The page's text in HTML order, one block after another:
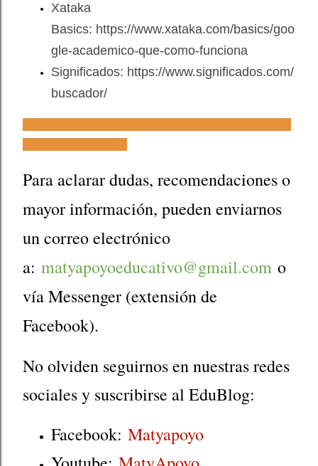
Xataka
Basics: https://www.xataka.com/basics/goo
gle-academico-que-como-funciona
Significados: https://www.significados.com/
buscador/
Para aclarar dudas, recomendaciones o
mayor información, pueden enviarnos
un correo electrónico
a: matyapoyoeducativo@gmail.com o
vía Messenger (extensión de
Facebook).
No olviden seguirnos en nuestras redes
sociales y suscribirse al EduBlog:
Facebook: Matyapoyo